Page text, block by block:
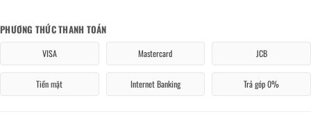
PHƯƠNG THỨC THANH TOÁN
VISA Mastercard JCB
Tiền mặt Internet Banking Trả góp 0%